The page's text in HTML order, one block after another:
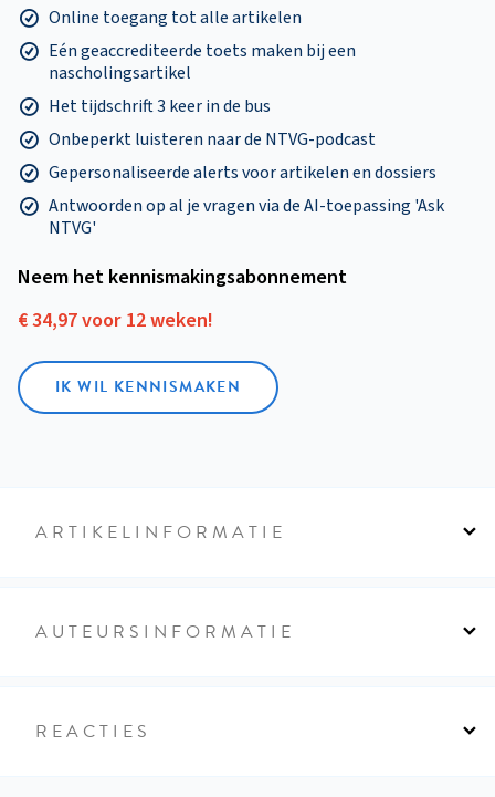
Online toegang tot alle artikelen
Eén geaccrediteerde toets maken bij een
nascholingsartikel
Het tijdschrift 3 keer in de bus
Onbeperkt luisteren naar de NTVG-podcast
Gepersonaliseerde alerts voor artikelen en dossiers
Antwoorden op al je vragen via de AI-toepassing 'Ask
NTVG'
Neem het kennismakings­abonnement
€ 34,97 voor 12 weken!
IK WIL KENNISMAKEN
ARTIKELINFORMATIE
AUTEURSINFORMATIE
REACTIES